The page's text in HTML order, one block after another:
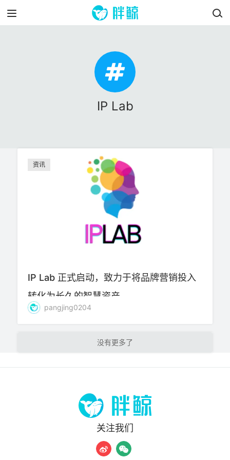
IP Lab
资讯
IP Lab 正式启动，致力于将品牌营销投入
转化为长久的智慧资产
pangjing0204
加载更多
关注我们